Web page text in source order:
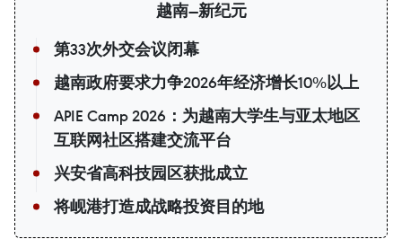
越南—新纪元
第33次外交会议闭幕
越南政府要求力争2026年经济增长10%以上
APIE Camp 2026：为越南大学生与亚太地区
互联网社区搭建交流平台
兴安省高科技园区获批成立
将岘港打造成战略投资目的地